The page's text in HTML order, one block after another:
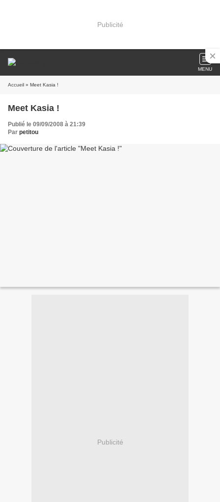
Publicité
MENU
Accueil » Meet Kasia !
Meet Kasia !
Publié le 09/09/2008 à 21:39
Par petitou
Publicité